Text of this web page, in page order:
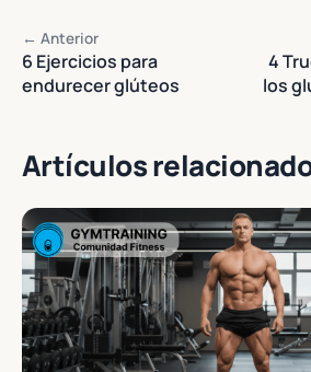
← Anterior
6 Ejercicios para
endurecer glúteos
4
los
Artículos